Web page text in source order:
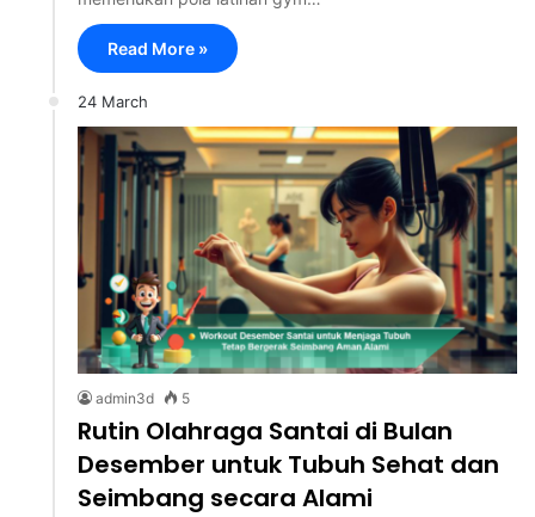
Read More »
24 March
admin3d 5
Rutin Olahraga Santai di Bulan
Desember untuk Tubuh Sehat dan
Seimbang secara Alami